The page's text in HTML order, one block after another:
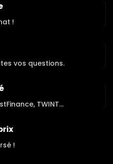
!
vos questions.
TWINT...
!